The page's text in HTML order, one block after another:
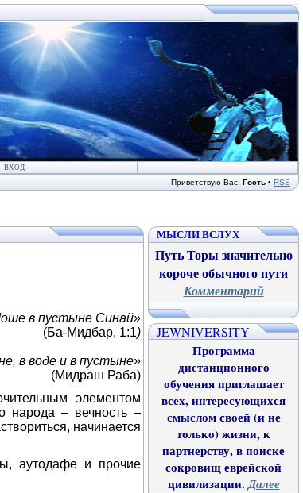
ВХОД
Приветствую Вас Гость • RSS
в пустыне Синай»
(Ба-Мидбар, 1:1)
в воде и в пустыне»
(Мидраш Раба)
элементом
народа – вечность –
начинается
аутодафе и прочие
МЫСЛИ ВСЛУХ
Путь Торы значительно
короче обычного пути
Комментарий
JEWNIVERSITY
Программа
дистанционного
обучения приглашает
всех, интересующихся
смыслом своей (и не
только) жизни, к
партнерству, в поиске
сокровищ еврейской
цивилизации.Далее